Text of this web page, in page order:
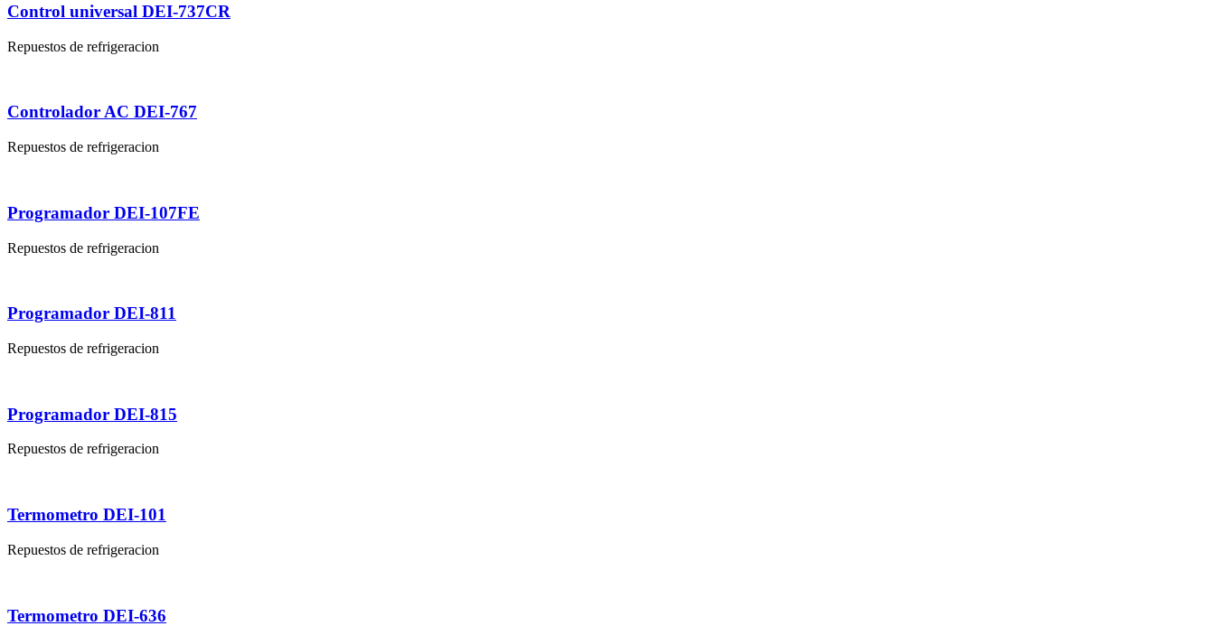
Control universal DEI-737CR
Repuestos de refrigeracion
Controlador AC DEI-767
Repuestos de refrigeracion
Programador DEI-107FE
Repuestos de refrigeracion
Programador DEI-811
Repuestos de refrigeracion
Programador DEI-815
Repuestos de refrigeracion
Termometro DEI-101
Repuestos de refrigeracion
Termometro DEI-636